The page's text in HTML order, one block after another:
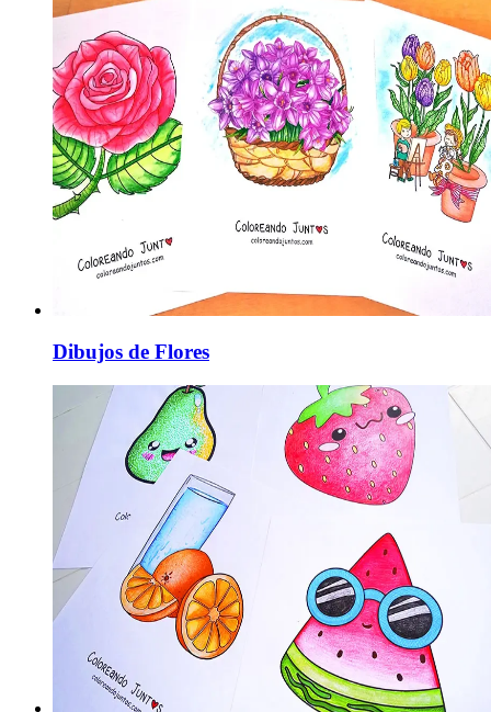
Dibujos de Flores